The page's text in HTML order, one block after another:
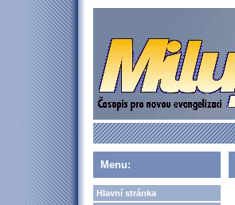
Menu:
Hlavní stránka